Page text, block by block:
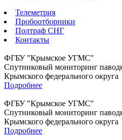
Телеметрия
Пробоотборники
Полтраф СНГ
Контакты
ФГБУ "Крымское УГМС"
Спутниковый мониторинг
Крымского федерального округа
Подробнее
ФГБУ "Крымское УГМС"
Спутниковый мониторинг
Крымского федерального округа
Подробнее